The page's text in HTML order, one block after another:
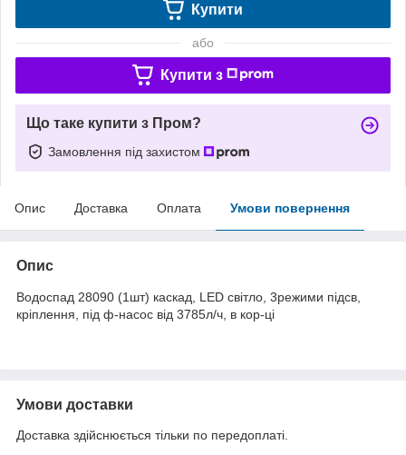
Купити
або
Купити з
Що таке купити з Пром?
Замовлення під захистом
Опис Доставка Оплата Умови повернення
Опис
Водоспад 28090 (1шт) каскад, LED світло, 3режими підсв,
кріплення, під ф-насос від 3785л/ч, в кор-ці
Умови доставки
Доставка здійснюється тільки по передоплаті.